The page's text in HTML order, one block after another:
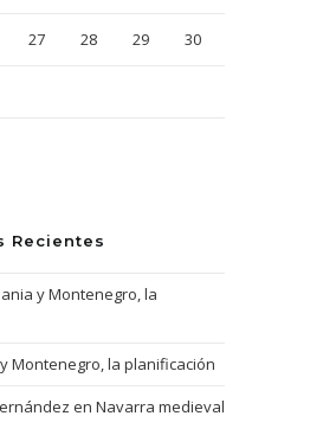
27 28 29 30
Recientes
y Montenegro, la
Montenegro, la planificación
en Navarra medieval